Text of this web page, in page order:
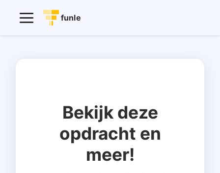
funle
Bekijk deze
opdracht en
meer!